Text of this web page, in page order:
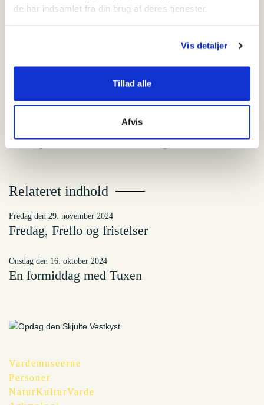
de har indsamlet fra din brug af deres tjenester.
Vis detaljer
Tillad alle
Afvis
Reception: 75 29 98 25
vardemuseerne.dk
Relateret indhold
fredag den 29. november 2024
Fredag, Frello og fristelser
onsdag den 16. oktober 2024
En formiddag med Tuxen
Vardemuseerne
Personer
NaturKulturVarde